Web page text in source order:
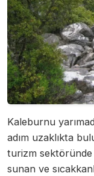
Kaleburnu
adım uzaklıkta
turizm sektöründe
sunan ve